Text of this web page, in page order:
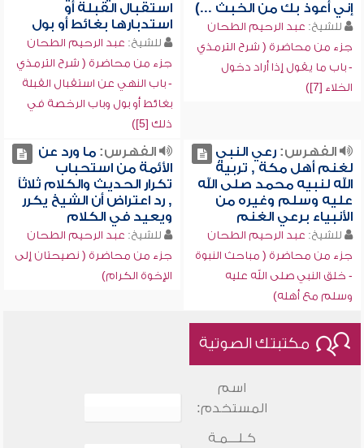
إني أعوذ بك من الخبث ...)
للشيخ: عبد الرحيم الطحان
جزء من محاضرة ( شرح الترمذي
- باب ما يقول إذا أراد دخول
الخلاء [7])
استقبال القبلة أو
استدبارها بغائط أو بول
للشيخ: عبد الرحيم الطحان
جزء من محاضرة ( شرح الترمذي
- باب النهي عن استقبال القبلة
بغائط أو بول وباب الرخصة في
ذلك [5])
الفهرس:رعي النبي
لغنم أهل مكة , تربية
الله لنبيه محمد صلى الله
عليه وسلم وغيره من
الأنبياء برعي الغنم
للشيخ: عبد الرحيم الطحان
جزء من محاضرة ( مباحث النبوة
- خلق النبي صلى الله عليه
وسلم مع أهله)
الفهرس:ما ورد عن
الأئمة من استحباب
تكرار الحديث والكلام ثلاثاً
, رد اعتراض أن الشيخ يكرر
ويعيد في الكلام
للشيخ: عبد الرحيم الطحان
جزء من محاضرة ( نصيحتان إلى
الإخوة الكرام)
مكتبتك الصوتية
اسم
المستخدم:
كـلـــمـة